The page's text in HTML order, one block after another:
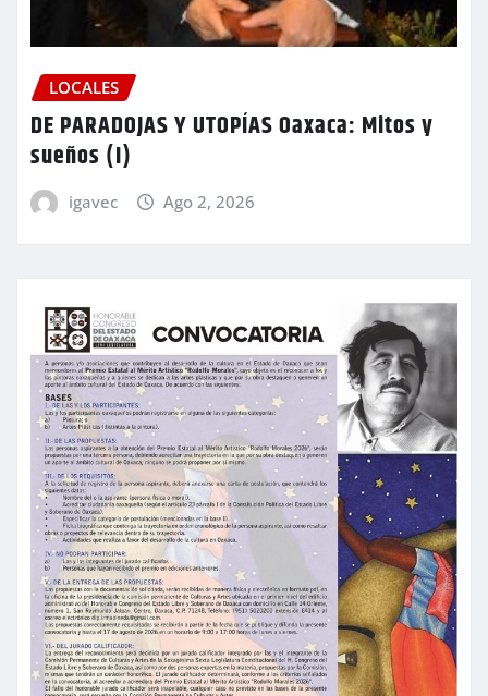
LOCALES
DE PARADOJAS Y UTOPÍAS Oaxaca: Mitos y
sueños (I)
igavec Ago 2, 2026